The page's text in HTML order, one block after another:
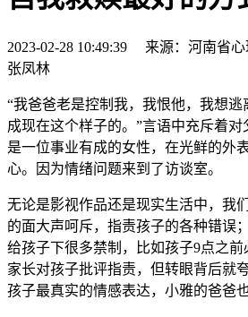
2023-02-28 10:49:39 来源：河南省
张凤林
“我爸爸老是控制我，我恨他，我想
成现在这个样子的。”言语中充斥着
是一位事业有成的女性，在光鲜的外
心。因为情绪问题来到了访谈室。
无论是影视作品还是现实生活中，我
的面大声呵斥，指责孩子的各种错误
给孩子下很多禁制，比如孩子9点之
家长对孩子批评指责，但转眼背后就
孩子最真实的情感表达，小雅的爸爸